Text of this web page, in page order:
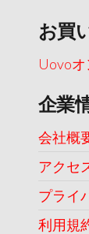
お買
Uovo
企業
会社概
アクセ
プライ
利用規